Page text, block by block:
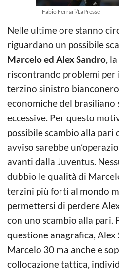
Fabio Ferrari/LaPresse
Nelle ultime ore stanno
riguardano un possibile
Marcelo ed Alex Sandro,
riscontrando problemi per
terzino sinistro
economiche del brasiliano
eccessive. Per questo
possibile scambio alla pari
avviso sarebbe
avanti dalla Juventus.
dubbio le qualità di
terzini più forti al mondo
permettersi di perdere
con uno scambio alla pari.
questione anagrafica, Alex
Marcelo 30 ma anche e
collocazione tattica,